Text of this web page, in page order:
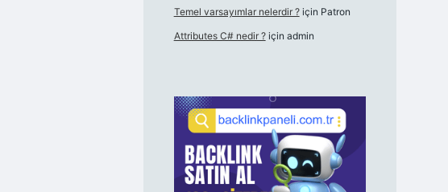
Temel varsayımlar nelerdir ?için Patron
Attributes C# nedir ?için admin